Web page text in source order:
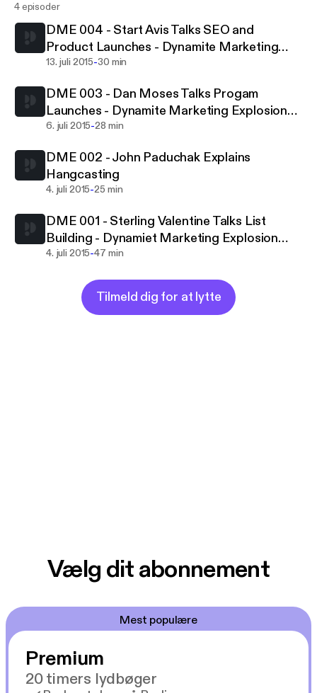
4 episoder
DME 004 - Start Avis Talks SEO and
Product Launches - Dynamite Marketing
Explosion Podcast Giving Quality Advice To
13. juli 2015-30 min
DME 003 - Dan Moses Talks Progam
Launches - Dynamite Marketing Explosion
Podcast Giving Quality Advice To Early
6. juli 2015-28 min
DME 002 - John Paduchak Explains
Hangcasting
4. juli 2015-25 min
DME 001 - Sterling Valentine Talks List
Building - Dynamiet Marketing Explosion
Podcast Giving Quality Advice To Early
4. juli 2015-47 min
Tilmeld dig for at lytte
Vælg dit abonnement
Mest populære
Premium
20 timers lydbøger